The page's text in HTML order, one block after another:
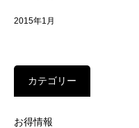
2015年1月
カテゴリー
お得情報